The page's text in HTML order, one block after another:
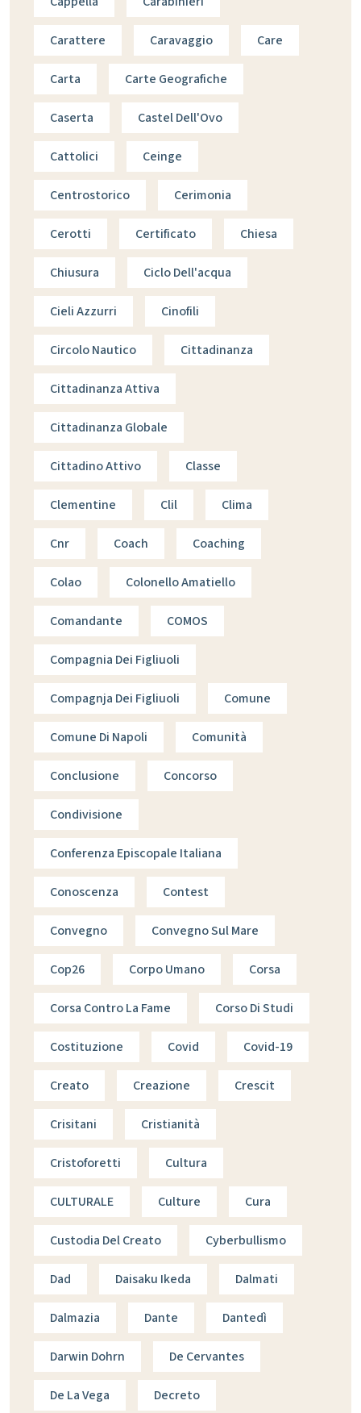
Carattere Caravaggio Care
Carta Carte Geografiche
Caserta Castel Dell'Ovo
Cattolici Ceinge
Centrostorico Cerimonia
Cerotti Certificato Chiesa
Chiusura Ciclo Dell'acqua
Cieli Azzurri Cinofili
Circolo Nautico Cittadinanza
Cittadinanza Attiva
Cittadinanza Globale
Cittadino Attivo Classe
Clementine Clil Clima
Cnr Coach Coaching
Colao Colonello Amatiello
Comandante COMOS
Compagnia Dei Figliuoli
Compagnja Dei Figliuoli Comune
Comune Di Napoli Comunità
Conclusione Concorso
Condivisione
Conferenza Episcopale Italiana
Conoscenza Contest
Convegno Convegno Sul Mare
Cop26 Corpo Umano Corsa
Corsa Contro La Fame Corso Di Studi
Costituzione Covid Covid-19
Creato Creazione Crescit
Crisitani Cristianità
Cristoforetti Cultura
CULTURALE Culture Cura
Custodia Del Creato Cyberbullismo
Dad Daisaku Ikeda Dalmati
Dalmazia Dante Dantedì
Darwin Dohrn De Cervantes
De La Vega Decreto